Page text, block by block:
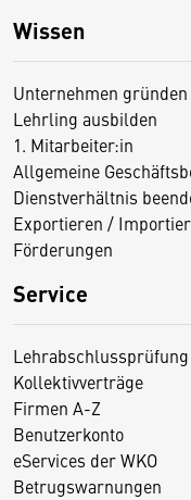
Wissen
Unternehmen gründen
Lehrling ausbilden
1. Mitarbeiter:in
Allgemeine
Dienstverhältnis
Exportieren /
Förderungen
Service
Kollektivverträge
Firmen A-Z
Benutzerkonto
eServices der WKO
Betrugswarnungen